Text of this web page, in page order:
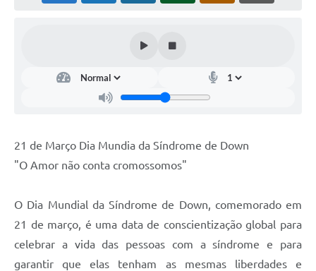
21 de Março Dia Mundia da Síndrome de Down
"O Amor não conta cromossomos"
O Dia Mundial da Síndrome de Down, comemorado em
21 de março, é uma data de conscientização global para
celebrar a vida das pessoas com a síndrome e para
garantir que elas tenham as mesmas liberdades e